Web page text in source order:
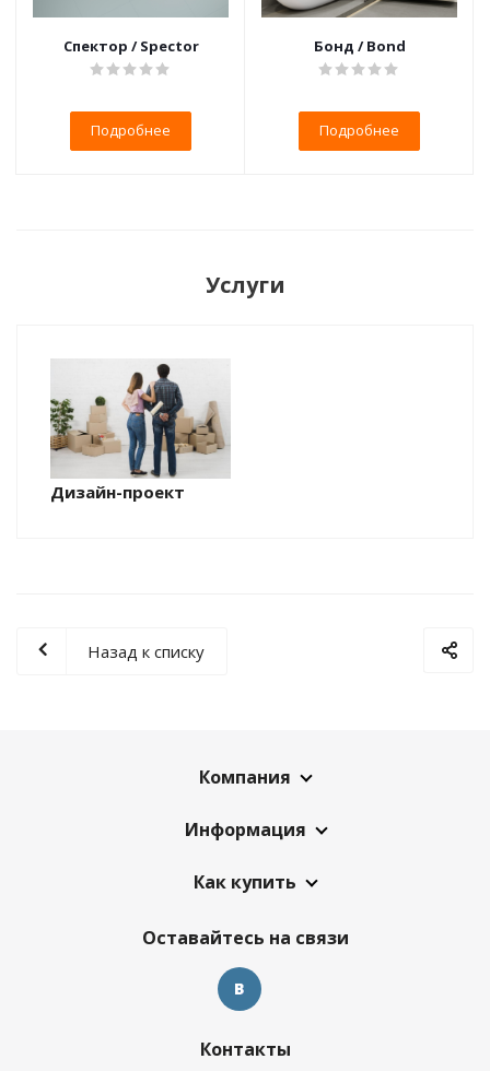
Спектор / Spector
Подробнее
Бонд / Bond
Подробнее
Услуги
Дизайн-проект
Назад к списку
Компания
Информация
Как купить
Оставайтесь на связи
Контакты